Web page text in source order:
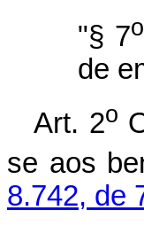
"§ 7o
de
Art. 2o
se aos
8.742, de